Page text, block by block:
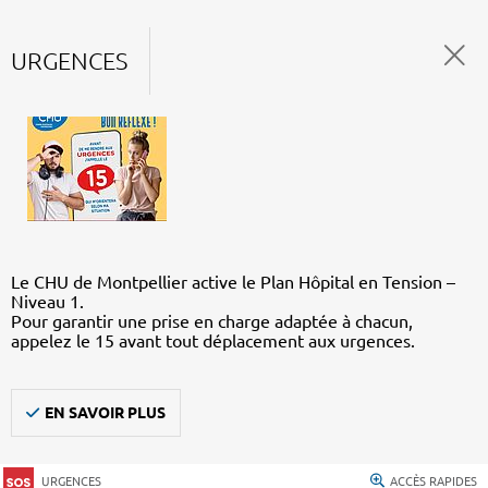
URGENCES
Le CHU de Montpellier active le Plan Hôpital en Tension –
Niveau 1.
Pour garantir une prise en charge adaptée à chacun,
appelez le 15 avant tout déplacement aux urgences.
EN SAVOIR PLUS
URGENCES ACCÈS RAPIDES